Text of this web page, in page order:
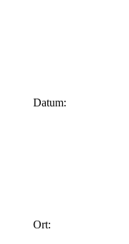
Datum:
Ort: